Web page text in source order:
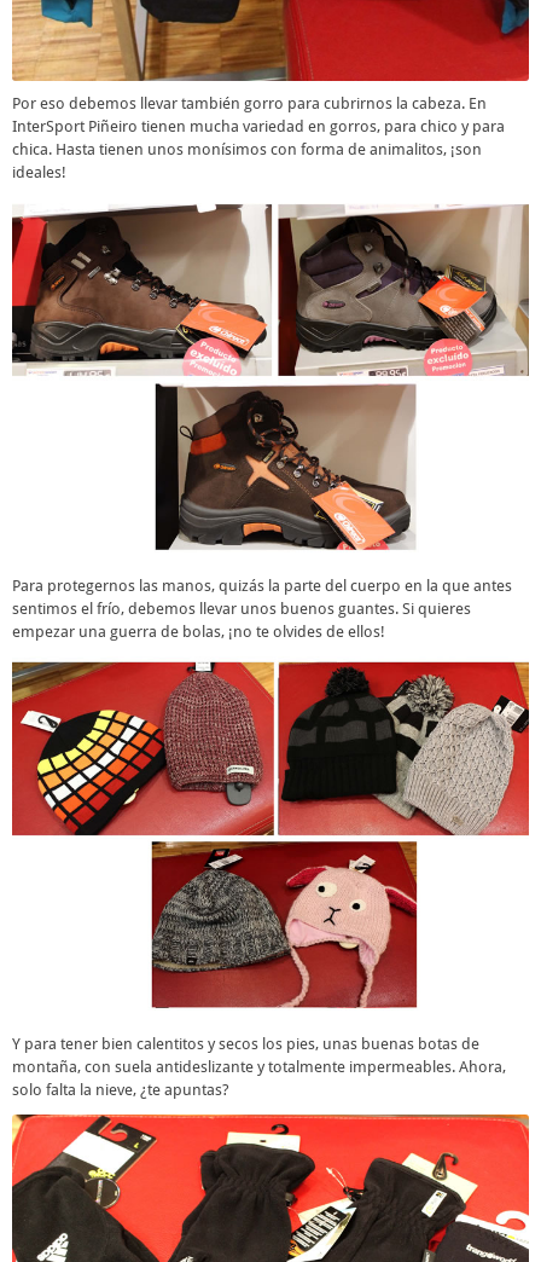
Por eso debemos llevar también gorro para cubrirnos la cabeza. En
InterSport Piñeiro tienen mucha variedad en gorros, para chico y para
chica. Hasta tienen unos monísimos con forma de animalitos, ¡son
ideales!
Para protegernos las manos, quizás la parte del cuerpo en la que antes
sentimos el frío, debemos llevar unos buenos guantes. Si quieres
empezar una guerra de bolas, ¡no te olvides de ellos!
Y para tener bien calentitos y secos los pies, unas buenas botas de
montaña, con suela antideslizante y totalmente impermeables. Ahora,
solo falta la nieve, ¿te apuntas?